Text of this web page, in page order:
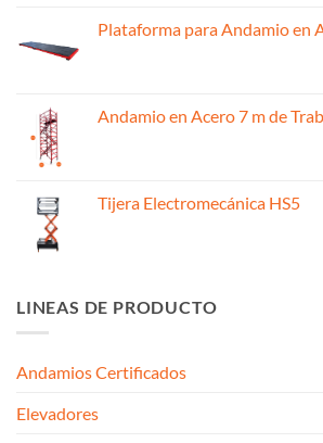
Plataforma para Andamio en
Andamio en Acero 7 m de
Tijera Electromecánica HS5
LINEAS DE PRODUCTO
Andamios Certificados
Elevadores